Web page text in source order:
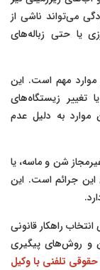
می‌تواند ناشی از
یا حتی زباله‌های
مهم است. این
تغییر زیستگاه‌های
موارد به دلیل عدم
شن و ماسه، یا
این جرائم است. این
راهکار قانونی
و روش‌های پیگیری
تلفنی با وکیل